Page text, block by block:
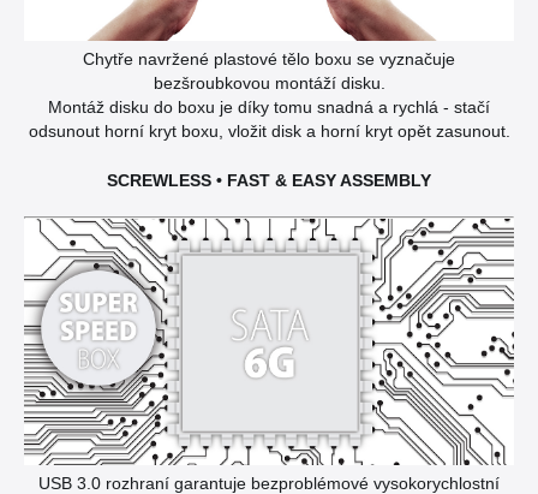
Chytře navržené plastové tělo boxu se vyznačuje
bezšroubkovou montáží disku.
Montáž disku do boxu je díky tomu snadná a rychlá - stačí
odsunout horní kryt boxu, vložit disk a horní kryt opět zasunout.
SCREWLESS • FAST & EASY ASSEMBLY
USB 3.0 rozhraní garantuje bezproblémové vysokorychlostní